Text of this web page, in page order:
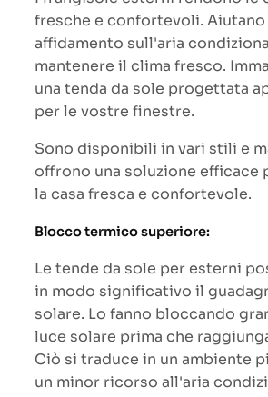
fresche e confortevoli. Aiutano
affidamento sull'aria
mantenere il clima fresco.
una tenda da sole progettata
per le vostre finestre.
Sono disponibili in vari stili e
offrono una soluzione efficace
la casa fresca e confortevole.
Blocco termico superiore:
Le tende da sole per esterni
in modo significativo il
solare. Lo fanno bloccando
luce solare prima che
Ciò si traduce in un ambiente
un minor ricorso all'aria